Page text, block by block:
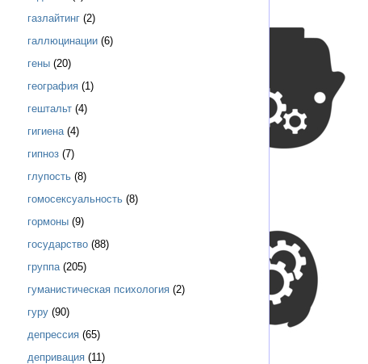
газлайтинг (2)
галлюцинации (6)
гены (20)
география (1)
гештальт (4)
гигиена (4)
гипноз (7)
глупость (8)
гомосексуальность (8)
гормоны (9)
государство (88)
группа (205)
гуманистическая психология (2)
гуру (90)
депрессия (65)
депривация (11)